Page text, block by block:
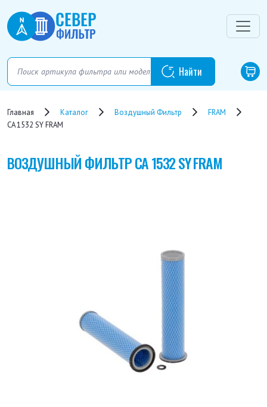
Главная Каталог Воздушный Фильтр
FRAM
CA 1532 SY FRAM
ВОЗДУШНЫЙ ФИЛЬТРCA 1532 SY FRAM